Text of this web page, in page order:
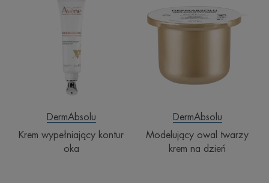
wypełniający
oka
DermAbsolu
Krem wypełniający kontur
oka
twarzy
DermAbsolu
Modelujący owal twarzy
krem na dzień